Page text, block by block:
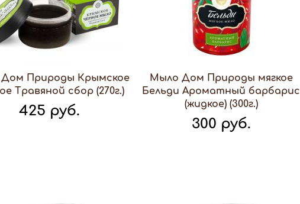
Природы Крымское
Травяной сбор (270г.)
425 руб.
Мыло Дом Природы мягкое
Бельди Ароматный барбарис
(жидкое) (300г.)
300 руб.